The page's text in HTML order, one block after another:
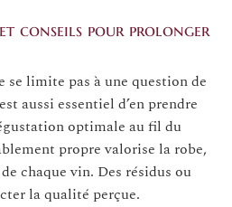
conseils pour prolonger
se limite pas à une question de
aussi essentiel d’en prendre
optimale au fil du
propre valorise la robe,
chaque vin. Des résidus ou
la qualité perçue.